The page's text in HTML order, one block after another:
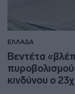
ΕΛΛΑΔΑ
Βεντέτα
κινδύνου ο